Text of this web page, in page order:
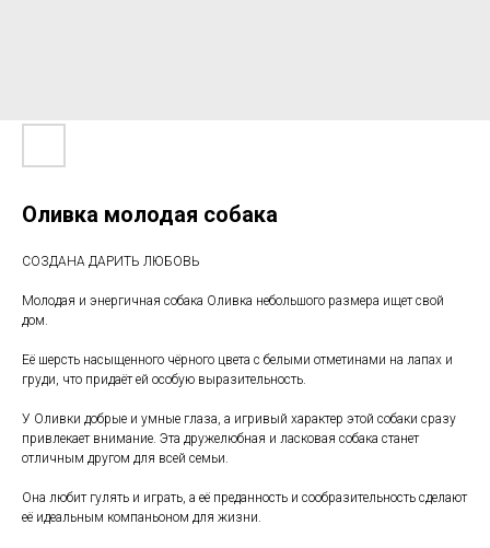
Оливка молодая собака
СОЗДАНА ДАРИТЬ ЛЮБОВЬ
Молодая и энергичная собака Оливка небольшого размера ищет свой
дом.
Её шерсть насыщенного чёрного цвета с белыми отметинами на лапах и
груди, что придаёт ей особую выразительность.
У Оливки добрые и умные глаза, а игривый характер этой собаки сразу
привлекает внимание. Эта дружелюбная и ласковая собака станет
отличным другом для всей семьи.
Она любит гулять и играть, а её преданность и сообразительность сделают
её идеальным компаньоном для жизни.